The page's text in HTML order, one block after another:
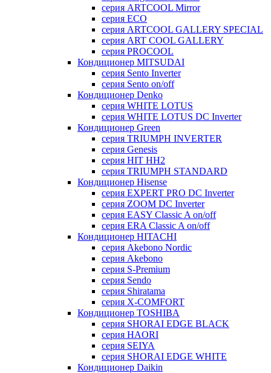
серия ARTCOOL Mirror
серия ECO
серия ARTCOOL GALLERY SPECIAL
серия ART COOL GALLERY
серия PROCOOL
Кондиционер MITSUDAI
серия Sento Inverter
серия Sento on/off
Кондиционер Denko
серия WHITE LOTUS
серия WHITE LOTUS DC Inverter
Кондиционер Green
серия TRIUMPH INVERTER
серия Genesis
серия HIT HH2
серия TRIUMPH STANDARD
Кондиционер Hisense
серия EXPERT PRO DC Inverter
серия ZOOM DC Inverter
серия EASY Classic A on/off
серия ERA Classic A on/off
Кондиционер HITACHI
cерия Akebono Nordic
серия Akebono
серия S-Premium
серия Sendo
серия Shiratama
серия X-COMFORT
Кондиционер TOSHIBA
серия SHORAI EDGE BLACK
серия HAORI
серия SEIYA
серия SHORAI EDGE WHITE
Кондиционер Daikin